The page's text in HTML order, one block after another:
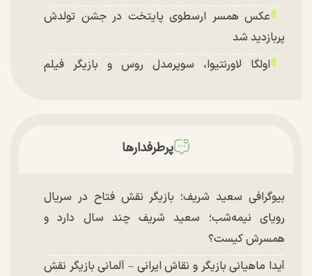
عکس همسر ارسطوی پایتخت در جشن تولدش
پربازدید شد
اولگا لاورنتیوا، سوپرمدل روس و بازیگر فیلم
پرطرفدارها
بیوگرافی سعید شریف؛ بازیگر نقش فتاح در سریال
رویای نیمه‌شب؛ سعید شریف چند سال دارد و
همسرش کیست؟
آیدا ماهیانی بازیگر و نقاش ایرانی – آلمانی بازیگر نقش